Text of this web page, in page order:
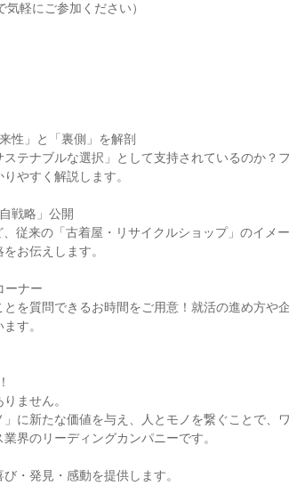
軽にご参加ください）
性」と「裏側」を解剖
テナブルな選択」として支持されているのか？
やすく解説します。
戦略」公開
従来の「古着屋・リサイクルショップ」のイメ
お伝えします。
ーナー
を質問できるお時間をご用意！就活の進め方や
す。
ません。
に新たな価値を与え、人とモノを繋ぐことで、
界のリーディングカンパニーです。
・発見・感動を提供します。